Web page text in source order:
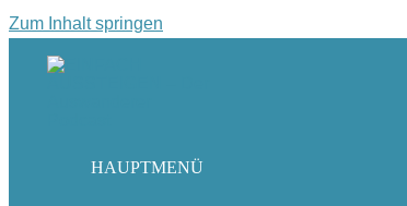
Zum Inhalt springen
HAUPTMENÜ